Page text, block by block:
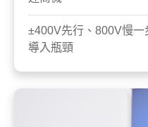
±400V先行、800V慢
導入瓶頸